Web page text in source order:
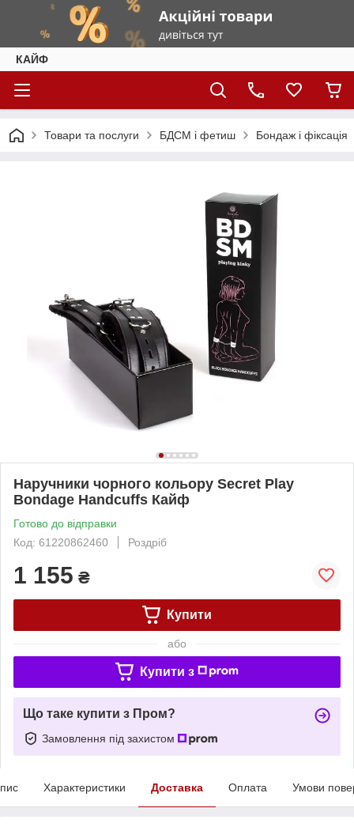
КАЙФ
Товари та послуги БДСМ і фетиш Бондаж і фіксація
Наручники чорного кольору Secret Play
Bondage Handcuffs Кайф
Готово до відправки
Код: 61220862460
Роздріб
1 155 ₴
Купити
або
Купити з
Що таке купити з Пром?
Замовлення під захистом
Характеристики Доставка Оплата Умови